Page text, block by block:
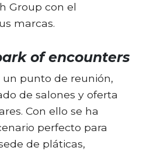
Group con el
marcas.
of encounters
un punto de reunión,
de salones y oferta
Con ello se ha
perfecto para
de pláticas,